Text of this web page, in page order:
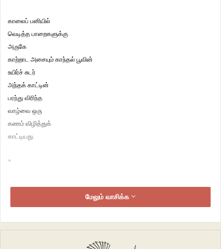
காலைப் பனியில்
வெடித்த பாறைகளுக்கு
அருகே
காற்றாட அசையும் காந்தல் பூவின்
உயிர்ச் சுடர்
அந்தக் காட்டின்
பரந்து விரிந்த
வாழ்வை ஒரு
கணம் விழித்துக்
காட்டியது.
*
மரம் முழுக்க
மேலும் வாசிக்க